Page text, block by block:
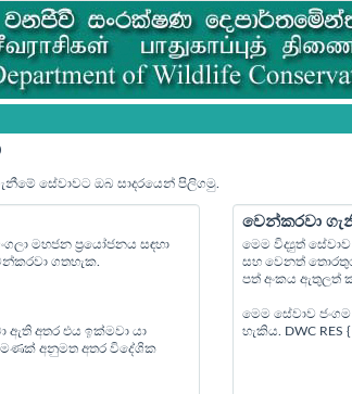
සේවාවට ඔබ සාදරයෙන් පිලිගමු.
මහජන ප්‍රයෝජනය සඳහා
ගතහැක.
ඇති අතර එය ඉක්මවා යා
අනුමත අතර විදේශික
වෙන්කරවා
මෙම විද්‍යුත්
සහ වෙනත්
පත් අංකය ඇතුලත්
මෙම සේවාව
හැකිය. DWC